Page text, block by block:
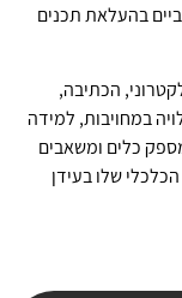
בהעלאת תכנים
הכתיבה,
במחויבות, למידה
כלים ומשאבים
שלו בעידן